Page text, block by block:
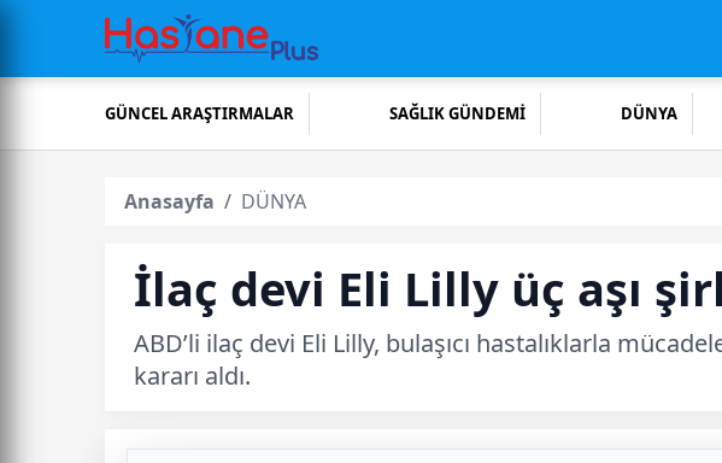
GÜNCEL ARAŞTIRMALAR SAĞLIK GÜNDEMİ DÜNYA
Anasayfa DÜNYA
İlaç devi Eli Lilly üç aşı
ABD’li ilaç devi Eli Lilly, bulaşıcı hastalıklarla
kararı aldı.